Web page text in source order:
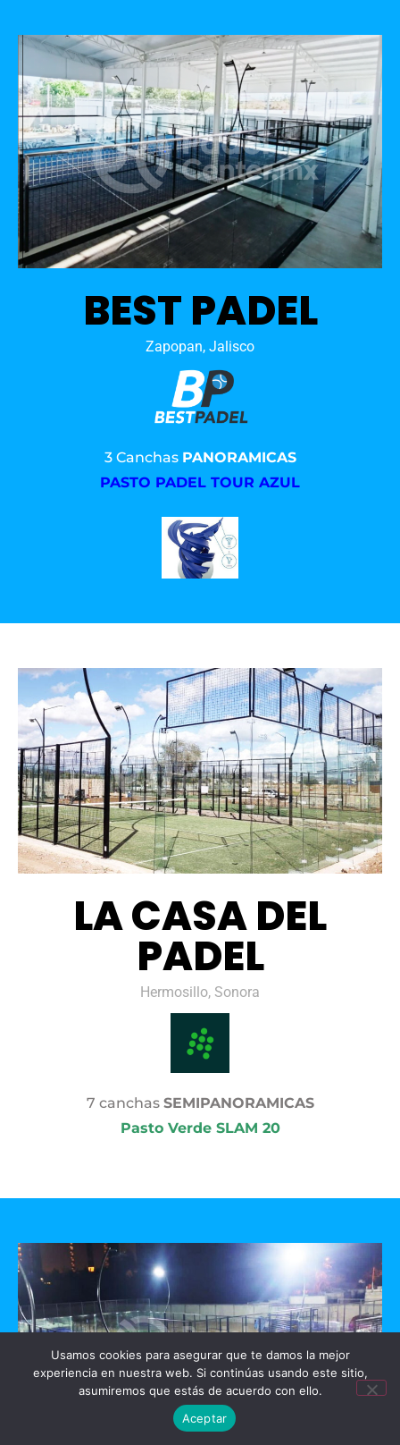
BEST PADEL
Zapopan, Jalisco
3 Canchas PANORAMICAS
PASTO PADEL TOUR AZUL
LA CASA DEL
PADEL
Hermosillo, Sonora
7 canchas SEMIPANORAMICAS
Pasto Verde SLAM 20
Usamos cookies para asegurar que te damos la mejor
experiencia en nuestra web. Si continúas usando este sitio,
asumiremos que estás de acuerdo con ello.
Aceptar